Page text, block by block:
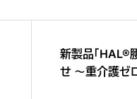
新製品「HAL®
せ ～重介護ゼ